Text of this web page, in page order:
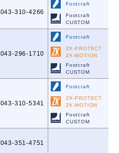
043-310-4266
Footcraft
Footcraft
CUSTOM
043-296-1710
Footcraft
ZK-PROTECT
ZK-MOTION
Footcraft
CUSTOM
043-310-5341
Footcraft
ZK-PROTECT
ZK-MOTION
Footcraft
CUSTOM
043-351-4751